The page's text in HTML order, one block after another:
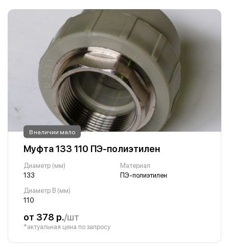
В наличии мало
Муфта 133 110 ПЭ-полиэтилен
Диаметр (мм)
133
Материал
ПЭ-полиэтилен
Диаметр B (мм)
110
от 378 р./шт
*актуальная цена по запросу